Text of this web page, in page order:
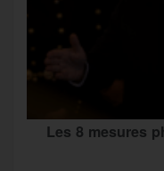
Les 8 mesures